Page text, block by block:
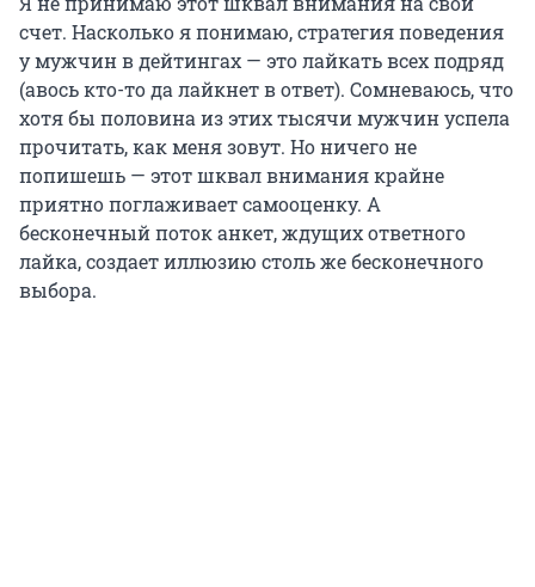
счет. Насколько я понимаю, стратегия поведения
у мужчин в дейтингах — это лайкать всех подряд
(авось кто-то да лайкнет в ответ). Сомневаюсь, что
хотя бы половина из этих тысячи мужчин успела
прочитать, как меня зовут. Но ничего не
попишешь — этот шквал внимания крайне
приятно поглаживает самооценку. А
бесконечный поток анкет, ждущих ответного
лайка, создает иллюзию столь же бесконечного
выбора.